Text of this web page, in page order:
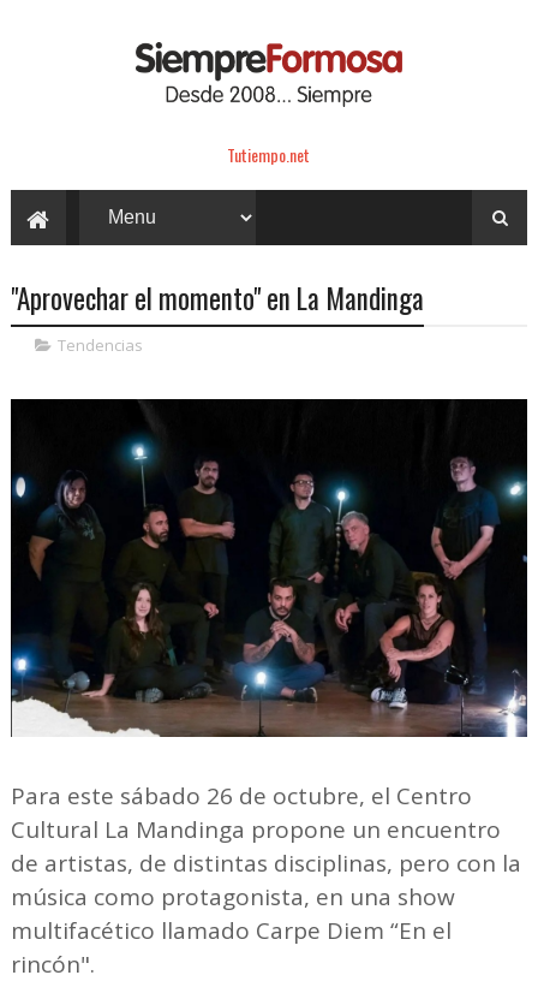
Tutiempo.net
"Aprovechar el momento" en La Mandinga
Tendencias
Para este sábado 26 de octubre, el Centro
Cultural La Mandinga propone un encuentro
de artistas, de distintas disciplinas, pero con la
música como protagonista, en una show
multifacético llamado Carpe Diem “En el
rincón".